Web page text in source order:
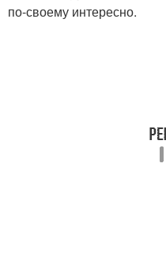
по-своему интересно.